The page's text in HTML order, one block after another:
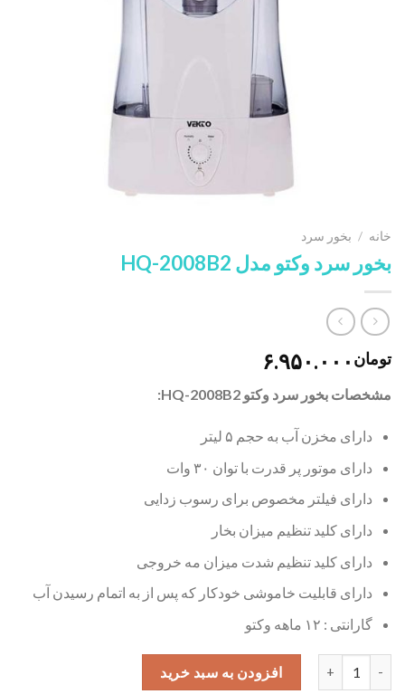
خانه / بخور سرد
بخور سرد وکتو مدل HQ-2008B2
تومان ۶.۹۵۰.۰۰۰
مشخصات بخور سرد وکتو HQ-2008B2:
دارای مخزن آب به حجم ۵ لیتر
دارای موتور پر قدرت با توان ۳۰ وات
دارای فیلتر مخصوص برای رسوب زدایی
دارای کلید تنظیم میزان بخار
دارای کلید تنظیم شدت میزان مه خروجی
دارای قابلیت خاموشی خودکار که پس از به اتمام رسیدن آب
گارانتی : ۱۲ ماهه وکتو
افزودن به سبد خرید